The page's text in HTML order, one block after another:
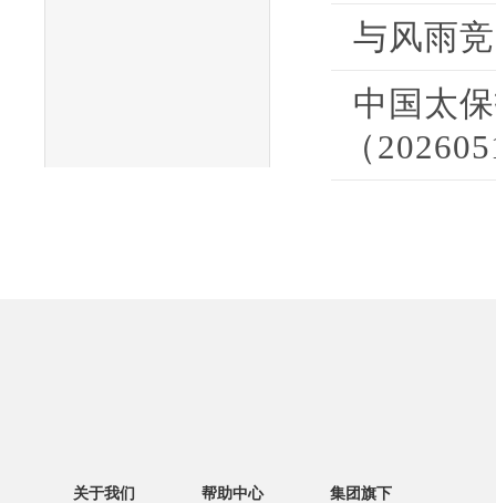
与风雨
中国太
（
关于我们 帮助中心 集团旗下